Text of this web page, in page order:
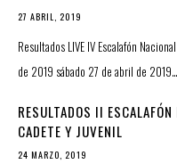
27 ABRIL, 2019
Resultados LIVE IV Escalafón
de 2019 sábado 27 de abril de 2019…
RESULTADOS II
CADETE Y JUVENIL
24 MARZO, 2019